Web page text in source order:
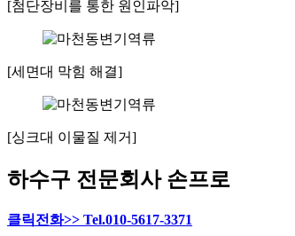
[첨단장비를 통한 원인파악]
[세면대 막힘 해결]
[싱크대 이물질 제거]
하수구 전문회사 손프로
클릭전화>> Tel.010-5617-3371